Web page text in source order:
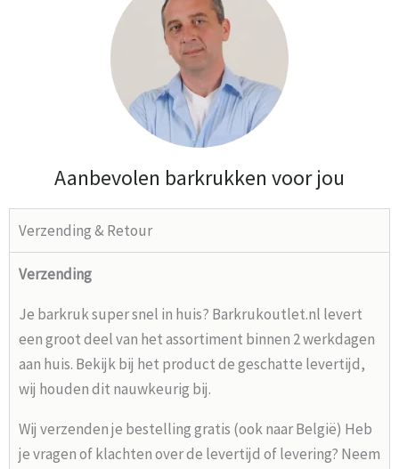
Aanbevolen barkrukken voor jou
Verzending & Retour
Verzending
Je barkruk super snel in huis? Barkrukoutlet.nl levert
een groot deel van het assortiment binnen 2 werkdagen
aan huis. Bekijk bij het product de geschatte levertijd,
wij houden dit nauwkeurig bij.
Wij verzenden je bestelling gratis (ook naar België) Heb
je vragen of klachten over de levertijd of levering? Neem